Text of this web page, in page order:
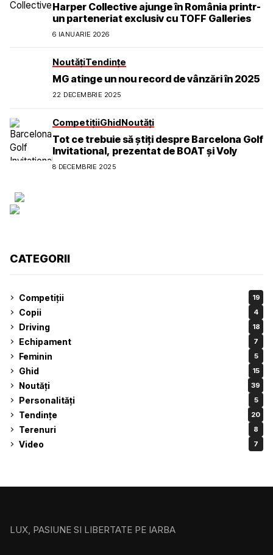
Harper Collective ajunge în România printr-
un parteneriat exclusiv cu TOFF Galleries
6 IANUARIE 2026
NoutățiTendințe
MG atinge un nou record de vânzări în 2025
22 DECEMBRIE 2025
CompetițiiGhidNoutăți
Tot ce trebuie să știți despre Barcelona Golf
Invitational, prezentat de BOAT și Voly
8 DECEMBRIE 2025
CATEGORII
Competiții 19
Copii 4
Driving 18
Echipament 7
Feminin 5
Ghid 15
Noutăți 39
Personalități 5
Tendințe 20
Terenuri 8
Video 7
LUX, PASIUNE SI LIBERTATE PE IARBA